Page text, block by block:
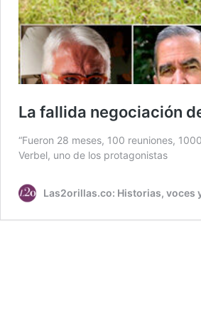
La fallida negociación
“Fueron 28 meses, 100 reuniones,
Verbel, uno de los protagonistas
Las2orillas.co: Historias, voces